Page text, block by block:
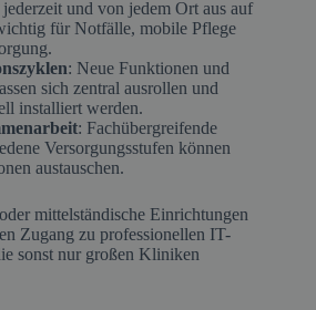
und von jedem Ort aus auf
für Notfälle, mobile Pflege
: Neue Funktionen und
sich zentral ausrollen und
installiert werden.
: Fachübergreifende
Versorgungsstufen können
austauschen.
mittelständische Einrichtungen
Zugang zu professionellen IT-
sonst nur großen Kliniken